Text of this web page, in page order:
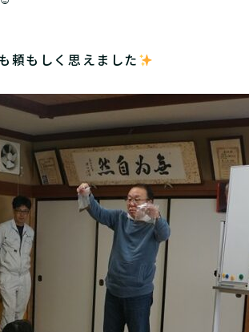
頼もしく思えました